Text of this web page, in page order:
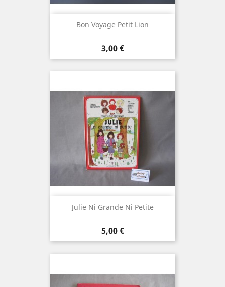
Bon Voyage Petit Lion
Prix
3,00 €
Julie Ni Grande Ni Petite
Prix
5,00 €